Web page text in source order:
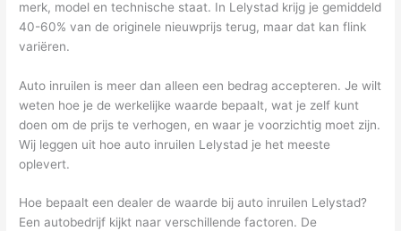
merk, model en technische staat. In Lelystad krijg je gemiddeld
40-60% van de originele nieuwprijs terug, maar dat kan flink
variëren.
Auto inruilen is meer dan alleen een bedrag accepteren. Je wilt
weten hoe je de werkelijke waarde bepaalt, wat je zelf kunt
doen om de prijs te verhogen, en waar je voorzichtig moet zijn.
Wij leggen uit hoe auto inruilen Lelystad je het meeste
oplevert.
Hoe bepaalt een dealer de waarde bij auto inruilen Lelystad?
Een autobedrijf kijkt naar verschillende factoren. De